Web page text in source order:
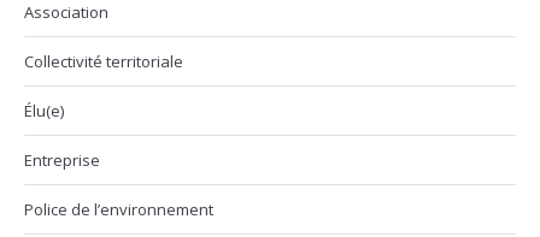
Association
Collectivité territoriale
Élu(e)
Entreprise
Police de l’environnement